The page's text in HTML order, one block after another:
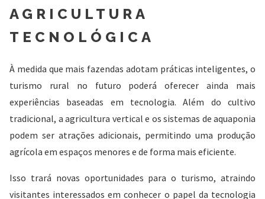
AGRICULTURA
TECNOLÓGICA
À medida que mais fazendas adotam práticas inteligentes, o
turismo rural no futuro poderá oferecer ainda mais
experiências baseadas em tecnologia. Além do cultivo
tradicional, a agricultura vertical e os sistemas de aquaponia
podem ser atrações adicionais, permitindo uma produção
agrícola em espaços menores e de forma mais eficiente.
Isso trará novas oportunidades para o turismo, atraindo
visitantes interessados em conhecer o papel da tecnologia